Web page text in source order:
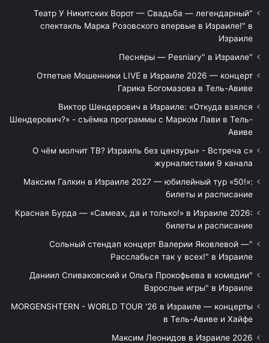
"Театр У Никитских Ворот — Свадьба — легендарный
спектакль Марка Розовского впервые в Израиле!" в
Израиле
"Песняры — Pesniary" в Израиле
Отпетые Мошенники LIVE в Израиле 2026 — концерт
Гарика Богомазова в Тель-Авиве
Виктор Шендерович в Израиле: «Откуда взялся
Шендерович?» - съёмка программы с Марком Лави в Тель-
Авиве
«О чём молчит ТВ? Израиль без цензуры» - Встреча с
журналистами 9 канала
Максим Галкин в Израиле 2027 — юбилейный тур «50!»:
билеты и расписание
Красная Бурда — «Самеах, да и только!» в Израиле 2026:
билеты и расписание
"Сольный стендап концерт Валерии Яковлевой —
Расслабься так у всех!" в Израиле
"Даниил Спиваковский и Ольга Прокофьева в комедии
Взрослые игры" в Израиле
MORGENSHTERN - WORLD TOUR '26 в Израиле — концерты
в Тель-Авиве и Хайфе
Максим Леонидов в Израиле 2026